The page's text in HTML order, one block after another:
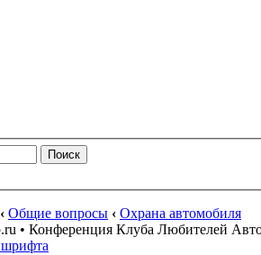
‹ Общие вопросы ‹ Охрана автомобиля
• Конференция Клуба Любителей